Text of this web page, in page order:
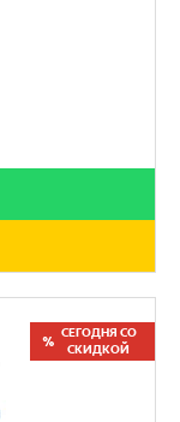
СЕГОДНЯ СО
СКИДКОЙ